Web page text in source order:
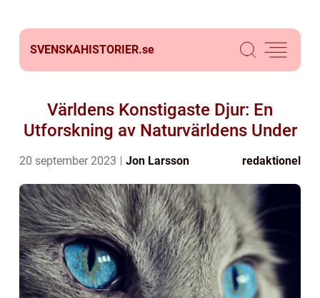
SVENSKAHISTORIER.se
Världens Konstigaste Djur: En
Utforskning av Naturvärldens Under
20 september 2023 Jon Larsson redaktionel